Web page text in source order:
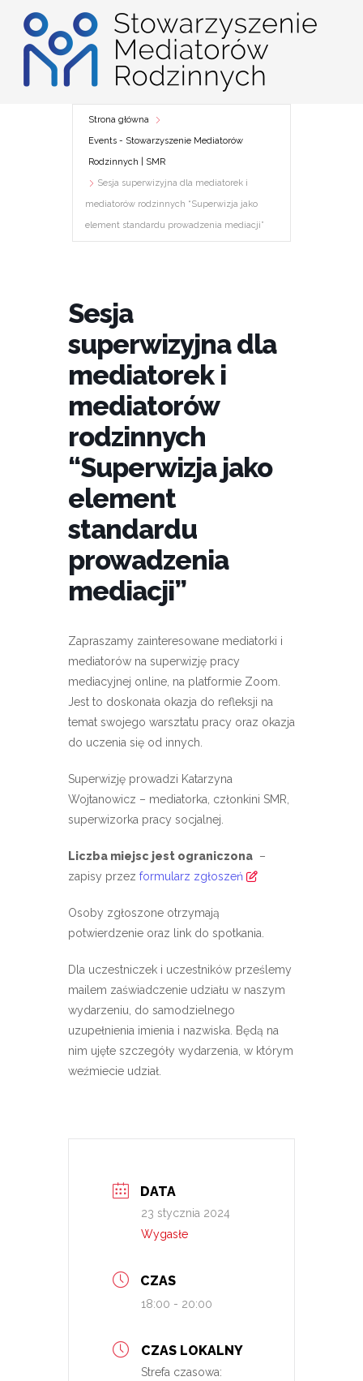
Przejdź
treści
Strona główna
Events - Stowarzyszenie Mediatorów
Rodzinnych | SMR
Sesja superwizyjna dla mediatorek i
mediatorów rodzinnych “Superwizja jako
element standardu prowadzenia mediacji”
Sesja
superwizyjna dla
mediatorek i
mediatorów
rodzinnych
“Superwizja jako
element
standardu
prowadzenia
mediacji”
Zapraszamy zainteresowane mediatorki i
mediatorów na superwizję pracy
mediacyjnej online, na platformie Zoom.
Jest to doskonała okazja do refleksji na
temat swojego warsztatu pracy oraz okazja
do uczenia się od innych.
Superwizję prowadzi Katarzyna
Wojtanowicz – mediatorka, członkini SMR,
superwizorka pracy socjalnej.
Liczba miejsc jest ograniczona –
zapisy przez formularz zgłoszeń
Osoby zgłoszone otrzymają
potwierdzenie oraz link do spotkania.
Dla uczestniczek i uczestników prześlemy
mailem zaświadczenie udziału w naszym
wydarzeniu, do samodzielnego
uzupełnienia imienia i nazwiska. Będą na
nim ujęte szczegóły wydarzenia, w którym
weźmiecie udział.
DATA
23 stycznia 2024
Wygasłe
CZAS
18:00 - 20:00
CZAS LOKALNY
Strefa czasowa: